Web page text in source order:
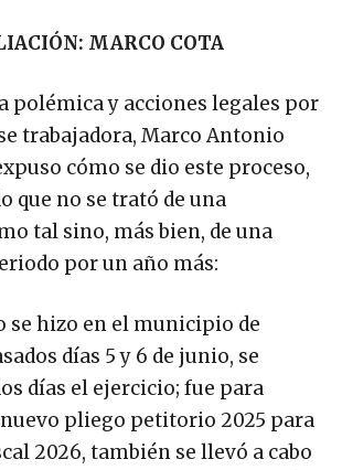
MARCO COTA
polémica y acciones legales por
trabajadora, Marco Antonio
cómo se dio este proceso,
que no se trató de una
tal sino, más bien, de una
por un año más:
se hizo en el municipio de
días 5 y 6 de junio, se
días el ejercicio; fue para
pliego petitorio 2025 para
2026, también se llevó a cabo